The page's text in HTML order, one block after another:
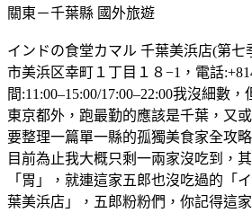
關東－千葉縣 國外旅遊
インドの食堂カマル 千葉美浜店(第七
市美浜区幸町１丁目１８−1，電話
間:11:00–15:00/17:00–22:00我沒細數
東京都外，跑最勤的應該是千葉，又
要整理一篇單一縣的孤獨美食家全攻
目前為止我大概只剩一兩家沒吃到，
「胃」，就連這家五郎也沒吃過的「
葉美浜店」，五郎粉粉們，你記得這